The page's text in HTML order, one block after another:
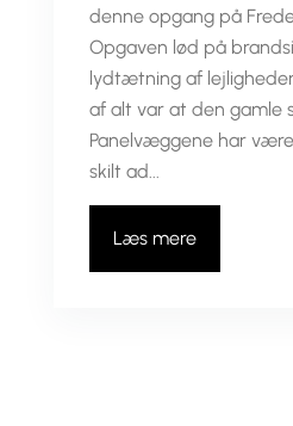
denne opgang på
Opgaven lød på
lydtætning af
af alt var at den gamle
Panelvæggene har
skilt ad...
Læs mere